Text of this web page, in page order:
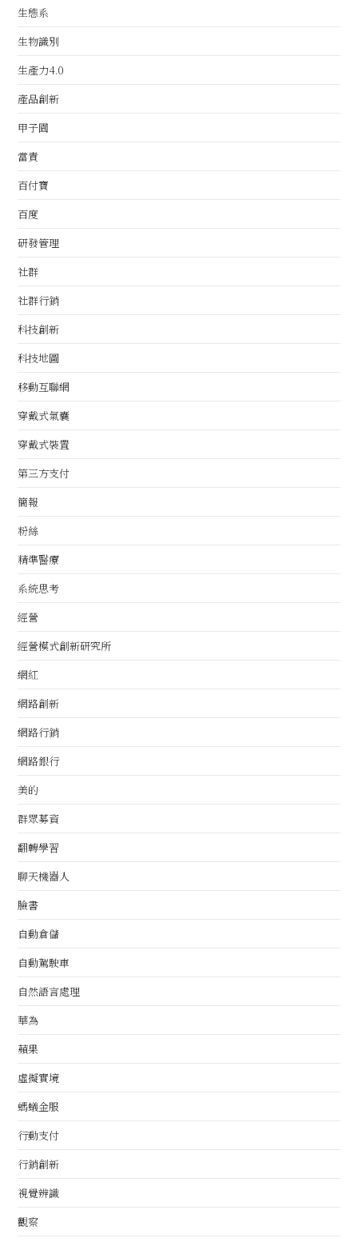
生態系
生物識別
生產力4.0
產品創新
甲子園
當責
百付寶
百度
研發管理
社群
社群行銷
科技創新
科技地圖
移動互聯網
穿戴式氣囊
穿戴式裝置
第三方支付
簡報
粉絲
精準醫療
系統思考
經營
經營模式創新研究所
網紅
網路創新
網路行銷
網路銀行
美的
群眾募資
翻轉學習
聊天機器人
臉書
自動倉儲
自動駕駛車
自然語言處理
華為
蘋果
虛擬實境
螞蟻金服
行動支付
行銷創新
視覺辨識
觀察